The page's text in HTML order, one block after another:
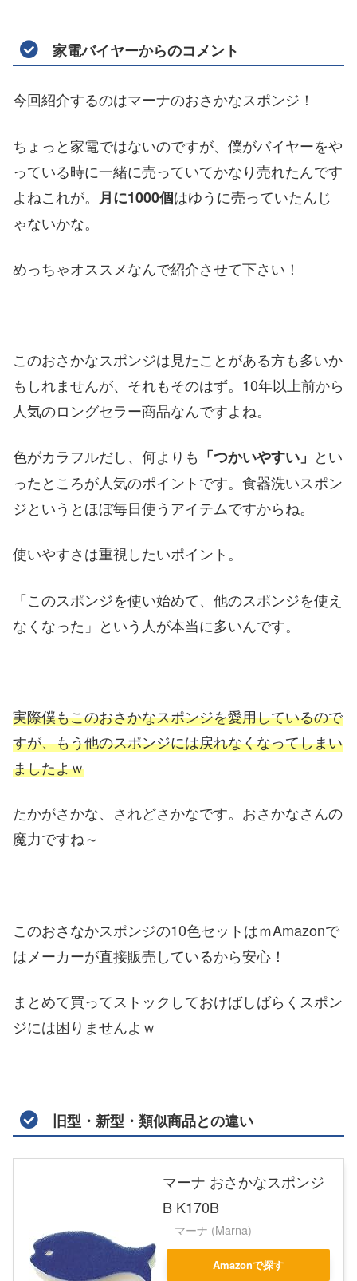
家電バイヤーからのコメント
今回紹介するのはマーナのおさかなスポンジ！
ちょっと家電ではないのですが、僕がバイヤーをや
っている時に一緒に売っていてかなり売れたんです
よねこれが。 月に1000個はゆうに売っていたんじ
ゃないかな。
めっちゃオススメなんで紹介させて下さい！
このおさかなスポンジは見たことがある方も多いか
もしれませんが、それもそのはず。10年以上前から
人気のロングセラー商品なんですよね。
色がカラフルだし、何よりも 「つかいやすい」 とい
ったところが人気のポイントです。食器洗いスポン
ジというとほぼ毎日使うアイテムですからね。
使いやすさは重視したいポイント。
「このスポンジを使い始めて、他のスポンジを使え
なくなった」という人が本当に多いんです。
実際僕もこのおさかなスポンジを愛用しているので
すが、もう他のスポンジには戻れなくなってしまい
ましたよｗ
たかがさかな、されどさかなです。おさかなさんの
魔力ですね～
このおさなかスポンジの10色セットはｍAmazonで
はメーカーが直接販売しているから安心！
まとめて買ってストックしておけばしばらくスポン
ジには困りませんよｗ
旧型・新型・類似商品との違い
マーナ おさかなスポンジ
B K170B
マーナ (Marna)
Amazonで探す